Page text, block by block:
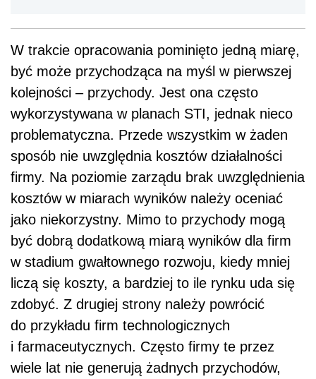
W trakcie opracowania pominięto jedną miarę,
być może przychodząca na myśl w pierwszej
kolejności – przychody. Jest ona często
wykorzystywana w planach STI, jednak nieco
problematyczna. Przede wszystkim w żaden
sposób nie uwzględnia kosztów działalności
firmy. Na poziomie zarządu brak uwzględnienia
kosztów w miarach wyników należy oceniać
jako niekorzystny. Mimo to przychody mogą
być dobrą dodatkową miarą wyników dla firm
w stadium gwałtownego rozwoju, kiedy mniej
liczą się koszty, a bardziej to ile rynku uda się
zdobyć. Z drugiej strony należy powrócić
do przykładu firm technologicznych
i farmaceutycznych. Często firmy te przez
wiele lat nie generują żadnych przychodów,